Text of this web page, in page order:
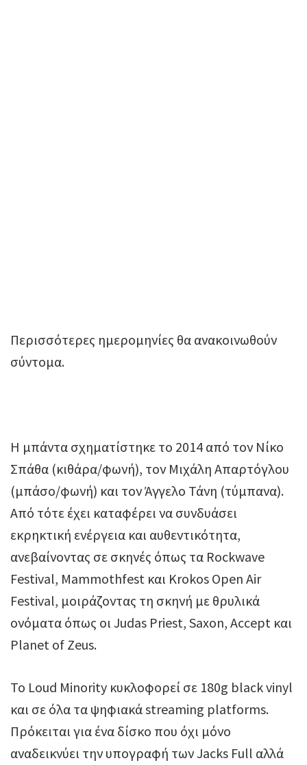
Περισσότερες ημερομηνίες θα ανακοινωθούν
σύντομα.
Η μπάντα σχηματίστηκε το 2014 από τον Νίκο
Σπάθα (κιθάρα/φωνή), τον Μιχάλη Απαρτόγλου
(μπάσο/φωνή) και τον Άγγελο Τάνη (τύμπανα).
Από τότε έχει καταφέρει να συνδυάσει
εκρηκτική ενέργεια και αυθεντικότητα,
ανεβαίνοντας σε σκηνές όπως τα Rockwave
Festival, Mammothfest και Krokos Open Air
Festival, μοιράζοντας τη σκηνή με θρυλικά
ονόματα όπως οι Judas Priest, Saxon, Accept και
Planet of Zeus.
Το Loud Minority κυκλοφορεί σε 180g black vinyl
και σε όλα τα ψηφιακά streaming platforms.
Πρόκειται για ένα δίσκο που όχι μόνο
αναδεικνύει την υπογραφή των Jacks Full αλλά